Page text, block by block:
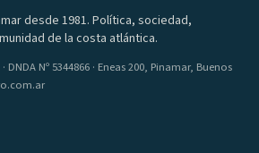
desde 1981. Política, sociedad,
de la costa atlántica.
DNDA Nº 5344866 · Eneas 200, Pinamar, Buenos